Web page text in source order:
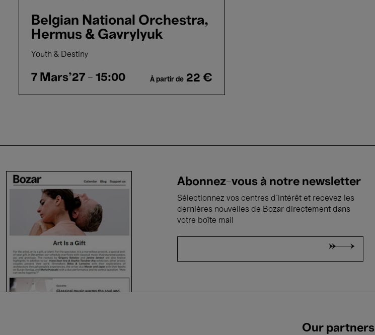
Belgian National Orchestra,
Hermus & Gavrylyuk
Youth & Destiny
7 Mars'27 - 15:00 À partir de 22 €
Abonnez-vous à notre newsletter
Sélectionnez vos centres d'intérêt et recevez les
dernières nouvelles de Bozar directement dans
votre boîte mail
Our partners